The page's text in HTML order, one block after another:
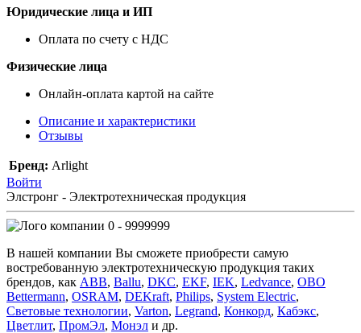
Юридические лица и ИП
Оплата по счету с НДС
Физические лица
Онлайн-оплата картой на сайте
Описание и характеристики
Отзывы
Бренд: Arlight
Войти
Элстронг - Электротехническая продукция
0 - 9999999
В нашей компании Вы сможете приобрести самую
востребованную электротехническую продукция таких
брендов, как ABB, Ballu, DKC, EKF, IEK, Ledvance, OBO
Bettermann, OSRAM, DEKraft, Philips, System Electric,
Световые технологии, Varton, Legrand, Конкорд, Кабэкс,
Цветлит, ПромЭл, Монэл и др.